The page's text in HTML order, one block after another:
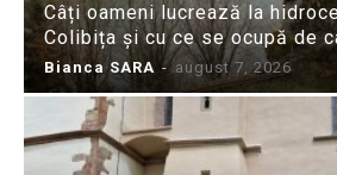
Câți oameni lucrează la
Colibița și cu ce se ocupă de
Bianca SARA - august 7, 2026